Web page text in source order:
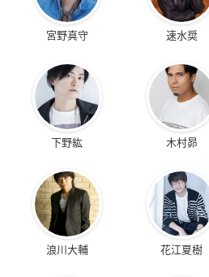
宮野真守 速水奨
下野紘 木村昴
浪川大輔 花江夏樹